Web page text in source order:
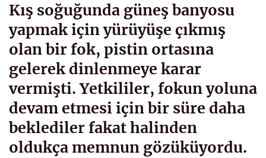
Kış soğuğunda güneş banyosu
yapmak için yürüyüşe çıkmış
olan bir fok, pistin ortasına
gelerek dinlenmeye karar
vermişti. Yetkililer, fokun yoluna
devam etmesi için bir süre daha
beklediler fakat halinden
oldukça memnun gözüküyordu.